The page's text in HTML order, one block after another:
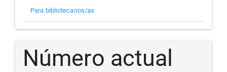
Para bibliotecarios/as
Número actual